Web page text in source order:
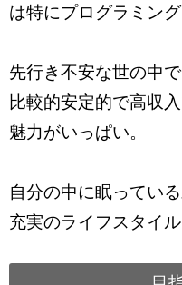
は特にプログラミン
先行き不安な世の中
比較的安定的で高収
魅力がいっぱい。
自分の中に眠ってい
充実のライフスタイ